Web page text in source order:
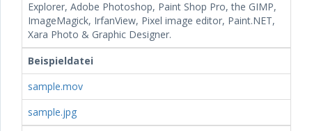
Explorer, Adobe Photoshop, Paint Shop Pro, the GIMP,
ImageMagick, IrfanView, Pixel image editor, Paint.NET,
Xara Photo & Graphic Designer.
Beispieldatei
sample.mov
sample.jpg